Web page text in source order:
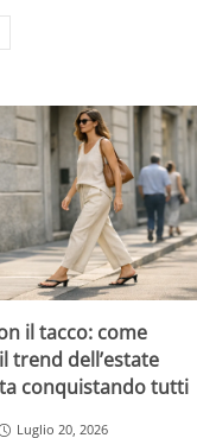
il tacco: come
trend dell’estate
conquistando tutti
Luglio 20, 2026